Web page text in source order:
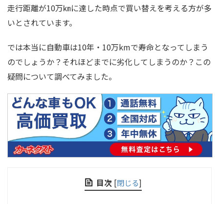
走行距離が10万㎞に達した時点で買い替えを考える方が多
いとされています。
では本当に自動車は10年・10万kmで寿命となってしまう
のでしょうか？それほどまでに劣化してしまうのか？この
疑問について調べてみました。
目次 [閉じる]